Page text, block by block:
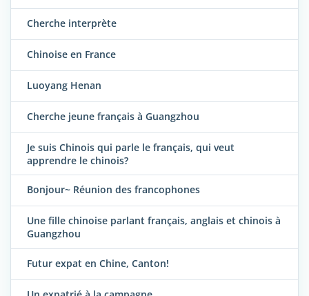
Cherche interprète
Chinoise en France
Luoyang Henan
Cherche jeune français à Guangzhou
Je suis Chinois qui parle le français, qui veut
apprendre le chinois?
Bonjour~ Réunion des francophones
Une fille chinoise parlant français, anglais et chinois à
Guangzhou
Futur expat en Chine, Canton!